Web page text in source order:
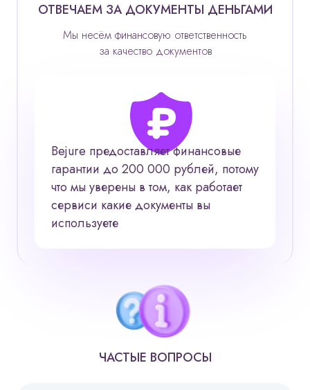
ОТВЕЧАЕМ ЗА ДОКУМЕНТЫ ДЕНЬГАМИ
Мы несём финансовую ответственность
за качество документов
Bejure предоставляет финансовые
гарантии до 200 000 рублей, потому
что мы уверены в том, как работает
сервиси какие документы вы
используете
ЧАСТЫЕ ВОПРОСЫ